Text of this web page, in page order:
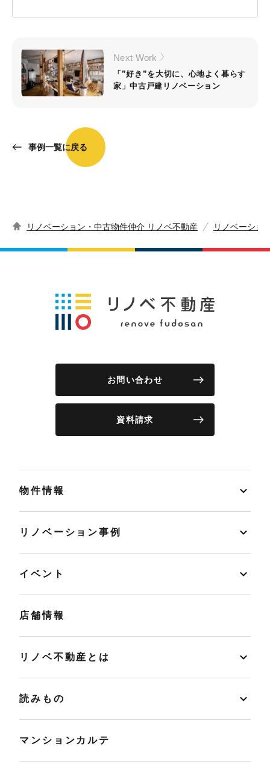
事例一覧に戻る
Next Work
「”好き”を大切に、心地よく暮らす
家」中古戸建リノベーション
リノベーション・中古物件仲介 リノベ不動産 リノベーショ
お問い合わせ
資料請求
物件情報
リノベーション事例
イベント
店舗情報
リノベ不動産とは
読みもの
マンションカルテ